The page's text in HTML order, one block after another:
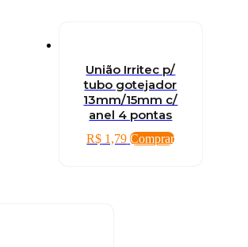
União Irritec p/
tubo gotejador
13mm/15mm c/
anel 4 pontas
R$ 1,79 Comprar